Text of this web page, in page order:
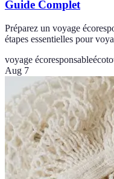
Guide Complet
Préparez un voyage
étapes essentielles pour
voyage écoresponsable
Aug 7